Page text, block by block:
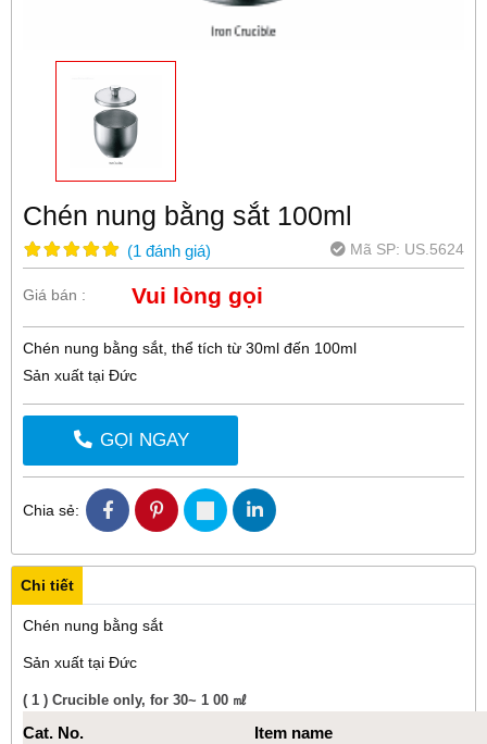
Chén nung bằng sắt 100ml
(1 đánh giá) Mã SP: US.5624
Giá bán : Vui lòng gọi
Chén nung bằng sắt, thể tích từ 30ml đến 100ml
Sản xuất tại Đức
GỌI NGAY
Chia sẻ:
Chi tiết
Chén nung bằng sắt
Sản xuất tại Đức
( 1 ) Crucible only, for 30~ 1 00 ㎖
Cat. No.
Item name